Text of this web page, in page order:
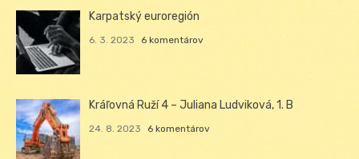
Karpatský euroregión
6. 3. 2023 6 komentárov
Kráľovná Ruží 4 – Juliana Ludviková, 1. B
24. 8. 2023 6 komentárov